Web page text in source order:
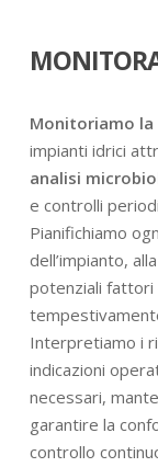
Monitoriamo la
impianti idrici
analisi
e controlli
Pianifichiamo
dell’impianto,
potenziali fattori
Interpretiamo i
indicazioni
necessari,
garantire la
controllo